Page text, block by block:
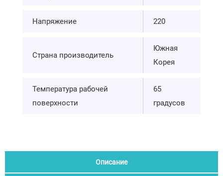
Напряжение 220
Страна производитель
Южная
Корея
Температура рабочей
поверхности
65
градусов
Описание